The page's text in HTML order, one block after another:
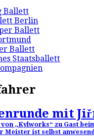
Ballett
Berlin
Ballett
Ballett
Staatsballett
mit
„Kylworks“ zu Gast
Meister ist selbst anwesend